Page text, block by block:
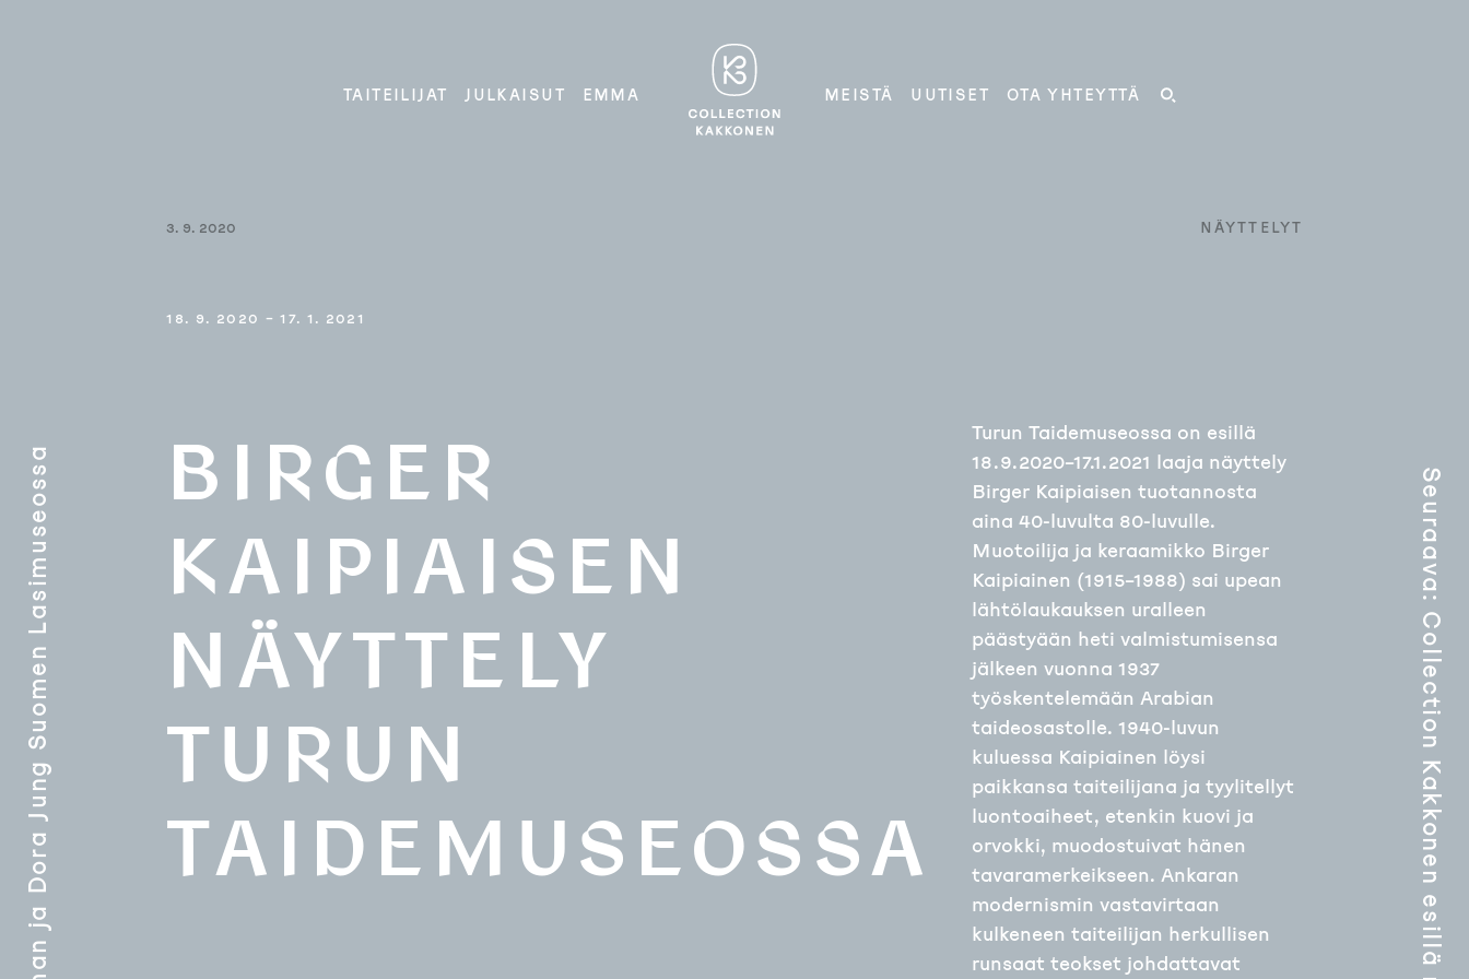
COLLECTION
KAKKONEN
Lasin ja
keramiikan
TAITEILIJAT JULKAISUT EMMA MEISTÄ UUTISET
OTA YHTEYTTÄ
18. 9. 2020 – 17. 1. 2021
BIRGER
KAIPIAISEN
NÄYTTELY
TURUN
TAIDEMUSEOSSA
3. 9. 2020
Turun Taidemuseossa on esillä
18.9.2020–17.1.2021 laaja näyttely
Birger Kaipiaisen tuotannosta
aina 40-luvulta 80-luvulle.
Muotoilija ja keraamikko Birger
Kaipiainen (1915–1988) sai upean
lähtölaukauksen uralleen
päästyään heti valmistumisensa
jälkeen vuonna 1937
työskentelemään Arabian
taideosastolle. 1940-luvun
kuluessa Kaipiainen löysi
paikkansa taiteilijana ja tyylitellyt
luontoaiheet, etenkin kuovi ja
orvokki, muodostuivat hänen
tavaramerkeikseen. Ankaran
modernismin vastavirtaan
kulkeneen taiteilijan herkullisen
runsaat teokset johdattavat
NÄYTTELYT
Gunnel Nyman ja Dora Jung Suomen Lasimuseossa Seuraava
: